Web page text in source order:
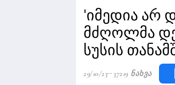
'იმედია არ
მძღოლმა
სუსის
29/10/23 37219 Ნახვა